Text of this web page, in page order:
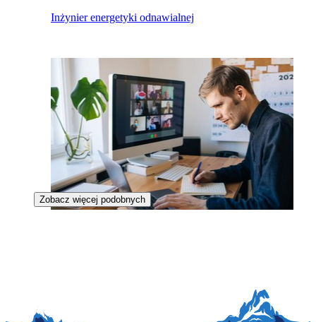
Inżynier energetyki odnawialnej
Zobacz więcej podobnych